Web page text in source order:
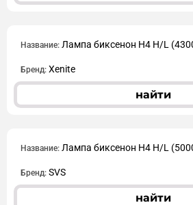
Название: Лампа биксенон H4 H/L
Бренд: Xenite
найти
Название: Лампа биксенон H4 H/L
Бренд: SVS
найти